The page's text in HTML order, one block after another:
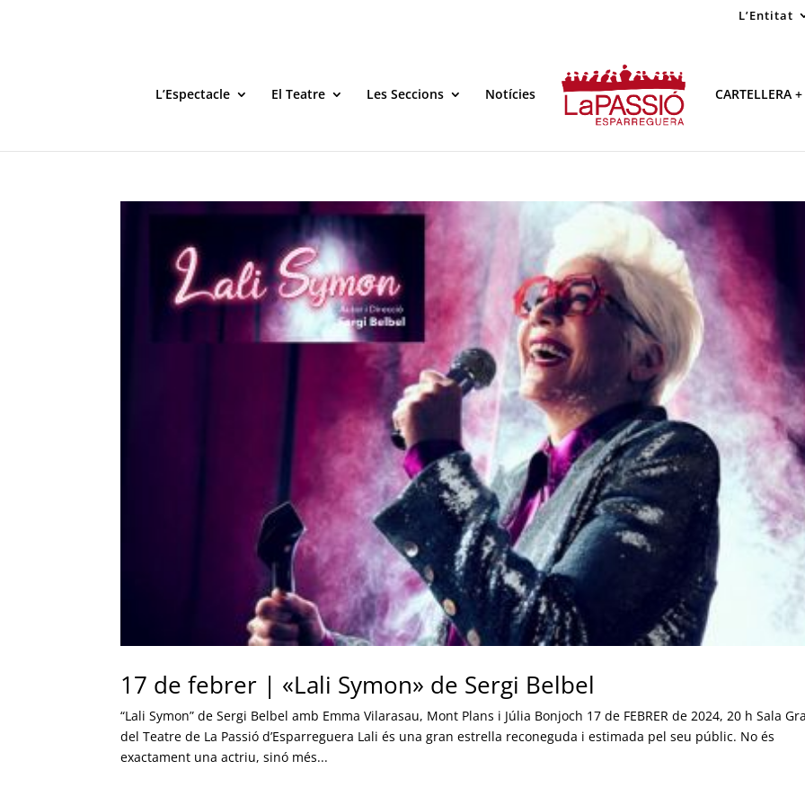
L’Entitat
L’Espectacle El Teatre Les Seccions Notícies CARTELLERA
17 de febrer | «Lali Symon» de Sergi Belbel
“Lali Symon” de Sergi Belbel amb Emma Vilarasau, Mont Plans i Júlia Bonjoch 17 de FEBRER de 2024, 20 h Sala
del Teatre de La Passió d’Esparreguera Lali és una gran estrella reconeguda i estimada pel seu públic. No és
exactament una actriu, sinó més...